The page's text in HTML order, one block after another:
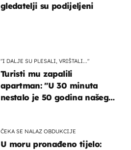
"I DALJE SU PLESALI, VRIŠTALI..."
Turisti mu zapalili
apartman: "U 30 minuta
nestalo je 50 godina našeg
ČEKA SE NALAZ OBDUKCIJE
U moru pronađeno tijelo:
gledatelji su podijeljeni